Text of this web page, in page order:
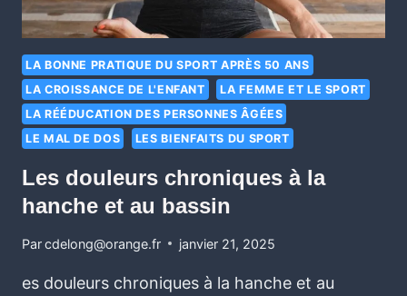
LA BONNE PRATIQUE DU SPORT APRÈS 50 ANS
LA CROISSANCE DE L'ENFANT
LA FEMME ET LE SPORT
LA RÉÉDUCATION DES PERSONNES ÂGÉES
LE MAL DE DOS
LES BIENFAITS DU SPORT
Les douleurs chroniques à la
hanche et au bassin
Parcdelong@orange.fr janvier 21, 2025
es douleurs chroniques à la hanche et au